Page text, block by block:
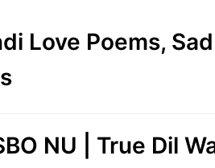
Love Poems,
NU | True Dil